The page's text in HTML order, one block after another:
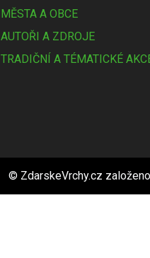
MĚSTA A OBCE
AUTOŘI A ZDROJE
TRADIČNÍ A TÉMATICKÉ
© ZdarskeVrchy.cz